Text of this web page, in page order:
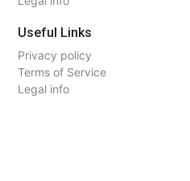
Useful Links
Privacy policy
Terms of Service
Legal info